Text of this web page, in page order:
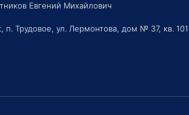
Евгений Михайлович
п. Трудовое, ул. Лермонтова, дом № 37, кв. 101